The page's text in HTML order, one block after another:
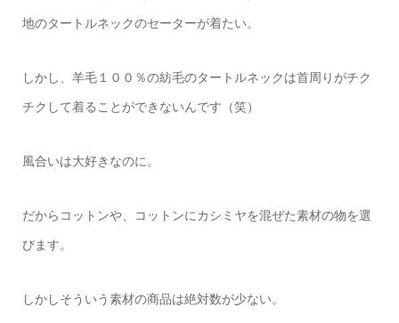
地のタートルネックのセーターが着たい。
しかし、羊毛１００％の紡毛のタートルネックは首周りがチク
チクして着ることができないんです（笑）
風合いは大好きなのに。
だからコットンや、コットンにカシミヤを混ぜた素材の物を選
びます。
しかしそういう素材の商品は絶対数が少ない。